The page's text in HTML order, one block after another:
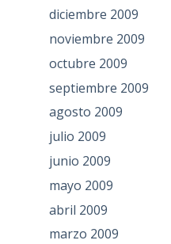
diciembre 2009
noviembre 2009
octubre 2009
septiembre 2009
agosto 2009
julio 2009
junio 2009
mayo 2009
abril 2009
marzo 2009